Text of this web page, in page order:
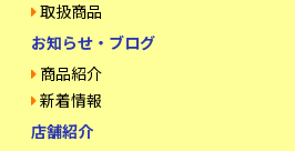
取扱商品
お知らせ・ブログ
商品紹介
新着情報
店舗紹介